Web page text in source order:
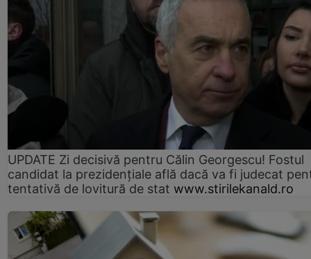
UPDATE Zi decisivă pentru Călin Georgescu! Fostul
candidat la prezidențiale află dacă va fi judecat
tentativă de lovitură de stat www.stirilekanald.ro